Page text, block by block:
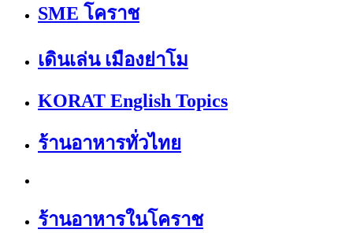
SME โคราช
เดินเล่น เมืองย่าโม
KORAT English Topics
ร้านอาหารทั่วไทย
ร้านอาหารในโคราช